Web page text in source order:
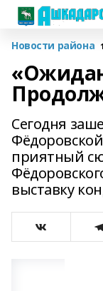
Новости района
Сегодня
приятный
выставку